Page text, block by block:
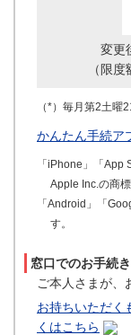
変更
（限
（*）毎月第2土曜
かんたん手続ア
「iPhone」「App
Apple Inc.の商
「Android」「
す。
窓口でのお手続き
ご本人さまが、
お持ちいただく
くはこちら